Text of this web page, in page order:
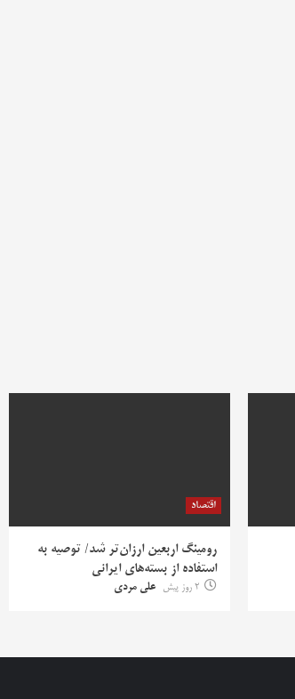
اقتصاد
رومینگ اربعین ارزان‌تر شد/ توصیه به
استفاده از بسته‌های ایرانی
2 روز پیش علی مردی